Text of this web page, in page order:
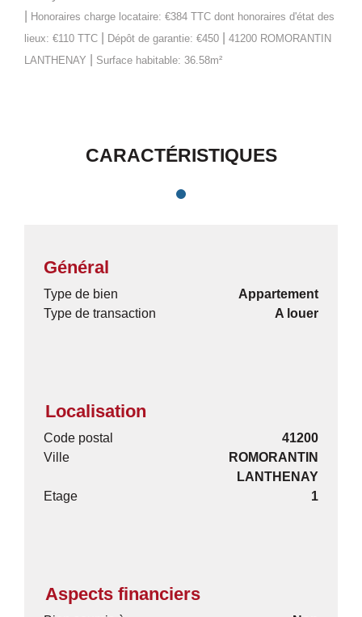
Honoraires charge locataire: €384 TTC dont honoraires d'état des
lieux: €110 TTC
Dépôt de garantie: €450
41200 ROMORANTIN
LANTHENAY
Surface habitable: 36.58m²
CARACTÉRISTIQUES
Général
Type de bien
Appartement
Type de transaction
A louer
Localisation
Code postal
41200
Ville
ROMORANTIN
LANTHENAY
Etage
1
Aspects financiers